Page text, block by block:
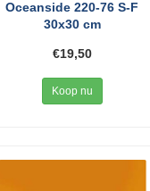
Oceanside 220-76 S-F
30x30 cm
€19,50
Koop nu